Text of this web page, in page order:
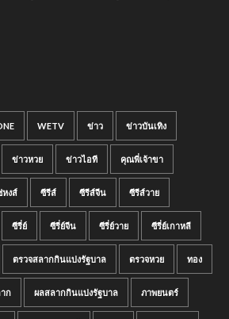
WETV ข่าว ข่าวบันเทิง
ข่าวหวย ข่าวไอที คุณพี่เจ้าขา
งส์ ซีรีส์ ซีรีส์จีน ซีรีส์วาย
ซีรี่ย์ ซีรี่ย์จีน ซีรี่ย์วาย ซีรี่ย์เกาหลี
ตรวจสลากกินแบ่งรัฐบาล ตรวจหวย ทอง
ก ผลสลากกินแบ่งรัฐบาล ภาพยนตร์